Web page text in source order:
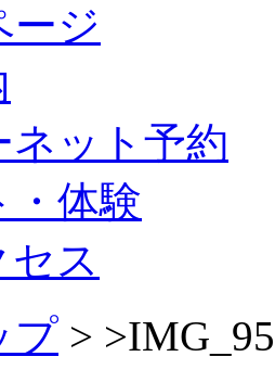
ージ
ネット予約
・体験
ス
プ > >